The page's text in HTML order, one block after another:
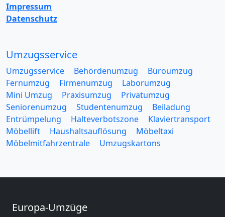
Impressum
Datenschutz
Umzugsservice
Umzugsservice Behördenumzug
Büroumzug
Fernumzug
Firmenumzug
Laborumzug
Mini Umzug
Praxisumzug
Privatumzug
Seniorenumzug
Studentenumzug
Beiladung
Entrümpelung
Halteverbotszone
Klaviertransport
Möbellift
Haushaltsauflösung
Möbeltaxi
Möbelmitfahrzentrale
Umzugskartons
Europa-Umzüge